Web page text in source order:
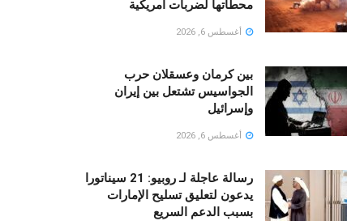
محطاتها لضربات أمريكية
أغسطس 6, 2026
بين كرمان وعسقلان حرب
الجواسيس تشتعل بين إيران
وإسرائيل
أغسطس 6, 2026
رسالة عاجلة لـ روبيو: 21 سيناتورا
يدعون لتعليق تسليح الإمارات
بسبب الدعم السريع